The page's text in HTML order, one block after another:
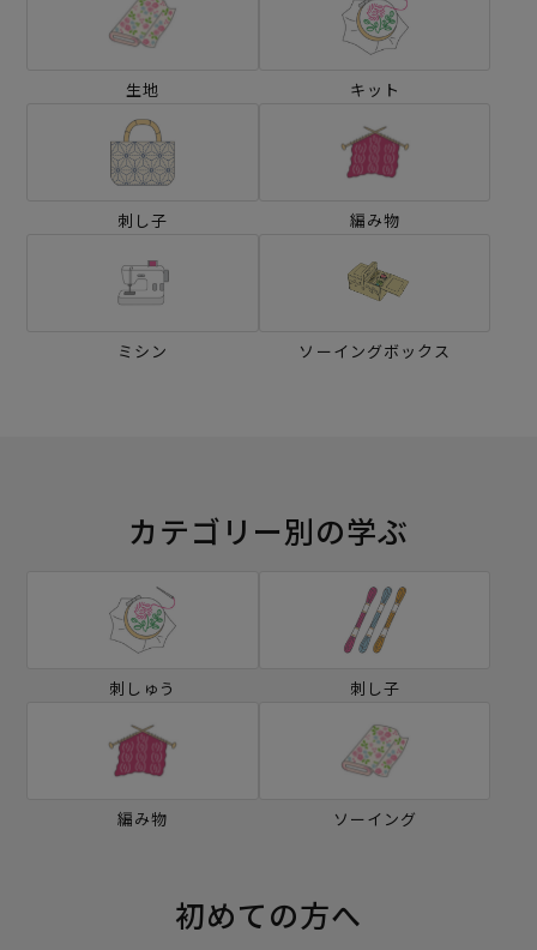
生地 キット
刺し子 編み物
ミシン ソーイングボックス
カテゴリー別の学ぶ
刺しゅう 刺し子
編み物 ソーイング
初めての方へ